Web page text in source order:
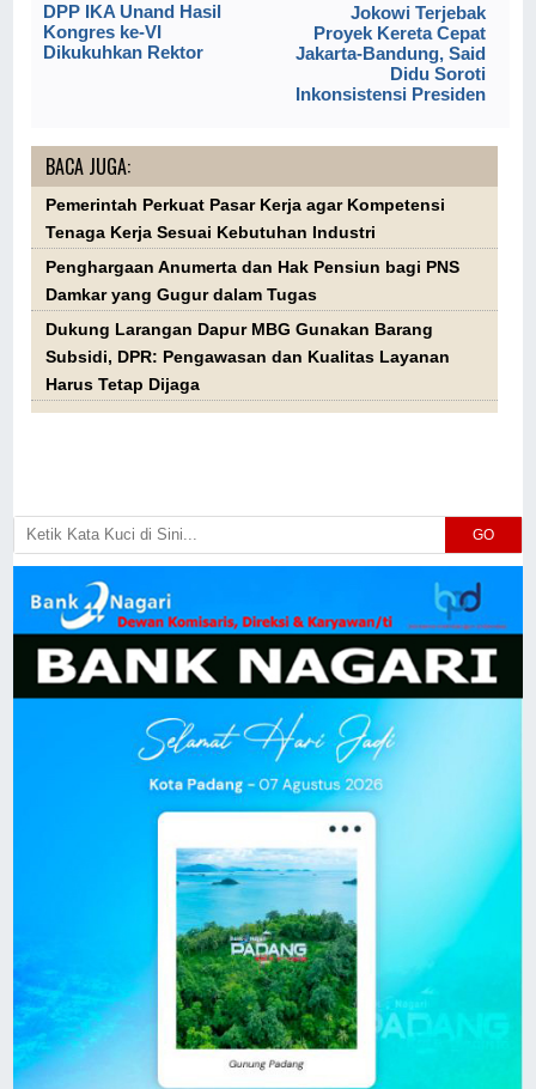
DPP IKA Unand Hasil
Kongres ke-VI
Dikukuhkan Rektor
Jokowi Terjebak
Proyek Kereta Cepat
Jakarta-Bandung, Said
Didu Soroti
Inkonsistensi Presiden
BACA JUGA:
Pemerintah Perkuat Pasar Kerja agar Kompetensi
Tenaga Kerja Sesuai Kebutuhan Industri
Penghargaan Anumerta dan Hak Pensiun bagi PNS
Damkar yang Gugur dalam Tugas
Dukung Larangan Dapur MBG Gunakan Barang
Subsidi, DPR: Pengawasan dan Kualitas Layanan
Harus Tetap Dijaga
GO